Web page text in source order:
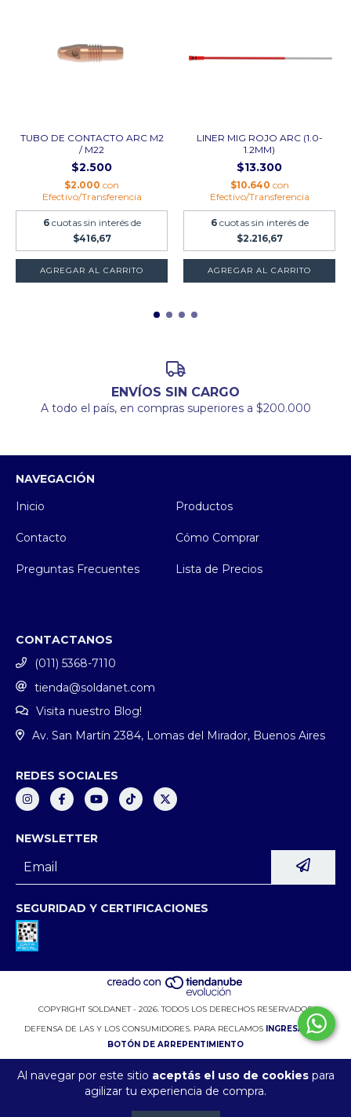
Al navegar por este sitio aceptás el uso de cookiespara
agilizar tu experiencia de compra.
TUBO DE CONTACTO ARC M2
/ M22
$2.500
$2.000 con
Efectivo/Transferencia
6 cuotas sin interés de
$416,67
AGREGAR AL CARRITO
LINER MIG ROJO ARC (1.0-
1.2MM)
$13.300
$10.640 con
Efectivo/Transferencia
6 cuotas sin interés de
$2.216,67
ENVÍOS SIN CARGO
A todo el país, en compras superiores a $200.000
NAVEGACIÓN
Inicio
Productos
Contacto Cómo Comprar
Preguntas Frecuentes Lista de Precios
CONTACTANOS
(011) 5368-7110
tienda@soldanet.com
Visita nuestro Blog!
Av. San Martín 2384, Lomas del Mirador, Buenos Aires
REDES SOCIALES
NEWSLETTER
SEGURIDAD Y CERTIFICACIONES
COPYRIGHT SOLDANET - 2026. TODOS LOS DERECHOS RESERVADOS.
DEFENSA DE LAS Y LOS CONSUMIDORES. PARA RECLAMOS INGRESÁ ACÁ.
BOTÓN DE ARREPENTIMIENTO